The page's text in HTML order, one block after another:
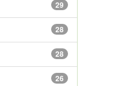
29
28
28
26